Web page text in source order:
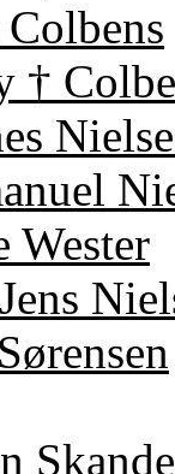
†
Wester